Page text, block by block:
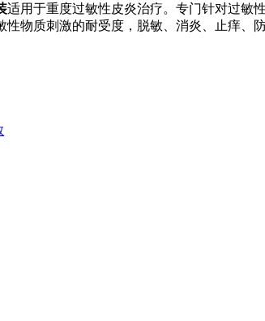
适用于重度过敏性皮炎治疗。专门针对过敏
性物质刺激的耐受度，脱敏、消炎、止痒、